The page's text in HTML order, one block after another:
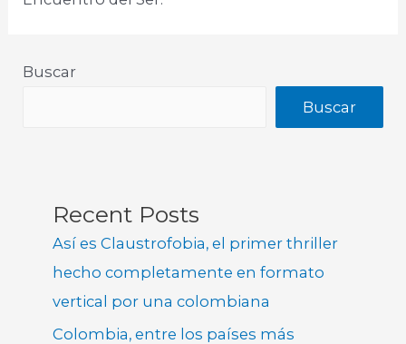
Buscar
Buscar
Recent Posts
Así es Claustrofobia, el primer thriller
hecho completamente en formato
vertical por una colombiana
Colombia, entre los países más